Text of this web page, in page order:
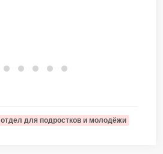
отдел для подростков и молодёжи